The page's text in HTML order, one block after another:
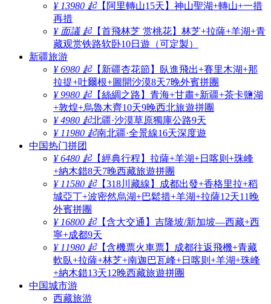
¥ 13980 起【阿里轉山15天】神山聖湖+轉山+一措
再措
¥ 面議 起【首飛林芝 赏桃花】林芝+拉薩+羊湖+青
藏观赏铁路软卧10日遊（可定製）
新疆旅游
¥ 6980 起【新疆杏花節】臥進飛出+賽里木湖+那
拉提+吐爾根+圖開沙漠8天7晚外賓拼團
¥ 9980 起【絲綢之路】青海+甘肅+新疆+茶卡鹽湖
+敦煌+烏魯木齊10天9晚西北旅遊拼團
¥ 4980 起北疆·沙漠草原獨庫公路9天
¥ 11980 起南北疆·全景線16天深度遊
中国热门拼团
¥ 6480 起【經典行程】拉薩+羊湖+日喀则+珠峰
+納木錯8天7晚西藏旅遊拼團
¥ 11580 起【318川藏線】成都出發+香格里拉+稻
城亞丁+波密然烏湖+巴鬆措+羊湖+拉薩12天11晚
外賓拼團
¥ 16800 起【含大交通】吉隆坡/新加坡—西藏+西
寧+成都9天
¥ 11980 起【含機票火車票】成都往返飛機+青藏
軟臥+拉薩+林芝+南迦巴瓦峰+日喀则+羊湖+珠峰
+納木錯13天12晚西藏旅遊拼團
中国城市游
西藏旅游